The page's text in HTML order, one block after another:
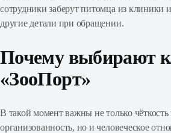
сотрудники заберут питомца из клиники
другие детали при обращении.
Почему выбирают
«ЗооПорт»
В такой момент важны не только чёткость
организованность, но и человеческое